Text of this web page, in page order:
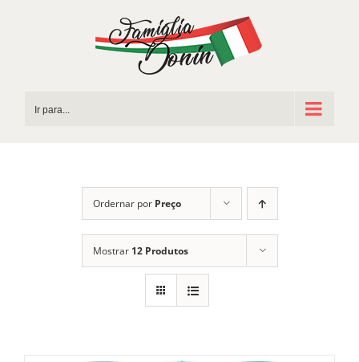
Ir para...
Ordernar por Preço
Mostrar 12 Produtos